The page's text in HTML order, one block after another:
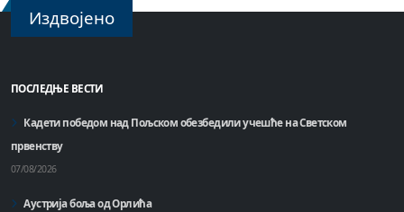
Издвојено
ПОСЛЕДЊЕ ВЕСТИ
Кадети победом над Пољском обезбедили учешће на Светском
првенству
07/08/2026
Аустрија боља од Орлића